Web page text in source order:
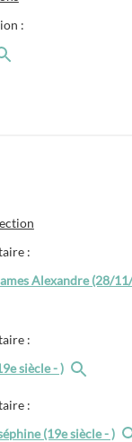
:
:
Alexandre (28/
:
siècle - )
:
(19e siècle - )